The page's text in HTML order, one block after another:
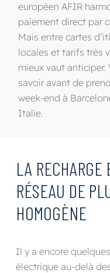
européen AFIR
paiement direct par
Mais entre cartes
locales et tarifs très
mieux vaut anticiper.
savoir avant de
week-end à
Italie.
LA RECHARGE
RÉSEAU DE
HOMOGÈNE
Il y a encore
électrique au-delà